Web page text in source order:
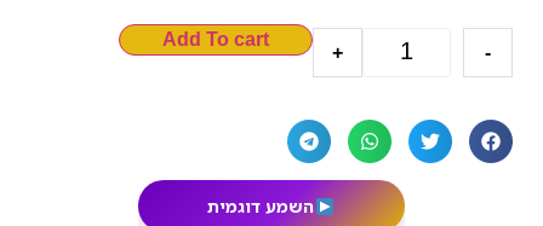
-
+
Add To cart
השמע דוגמית